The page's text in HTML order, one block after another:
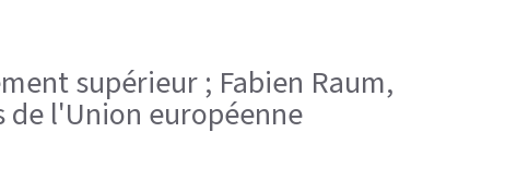
supérieur ; Fabien Raum,
de l'Union européenne